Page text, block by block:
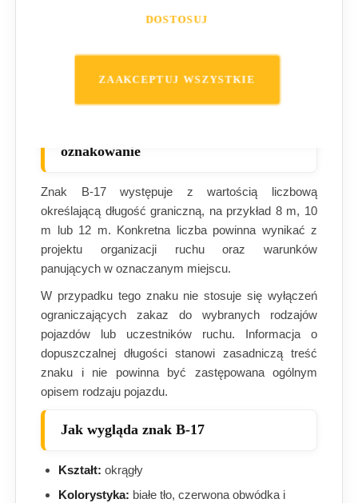
ZAAKCEPTUJ WSZYSTKIE
DOSTOSUJ
możliwości zawracania.
przecinku.
oznakowanie
Znak B-17 występuje z wartością liczbową
określającą długość graniczną, na przykład 8 m, 10
m lub 12 m. Konkretna liczba powinna wynikać z
projektu organizacji ruchu oraz warunków
panujących w oznaczanym miejscu.
W przypadku tego znaku nie stosuje się wyłączeń
ograniczających zakaz do wybranych rodzajów
pojazdów lub uczestników ruchu. Informacja o
dopuszczalnej długości stanowi zasadniczą treść
znaku i nie powinna być zastępowana ogólnym
opisem rodzaju pojazdu.
Jak wygląda znak B-17
Kształt: okrągły
Kolorystyka: białe tło, czerwona obwódka i